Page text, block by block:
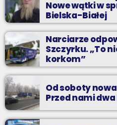
Nowe wątki w
Bielska-Białej
Narciarze
Szczyrku. „To
korkom”
Od soboty
Przed nami